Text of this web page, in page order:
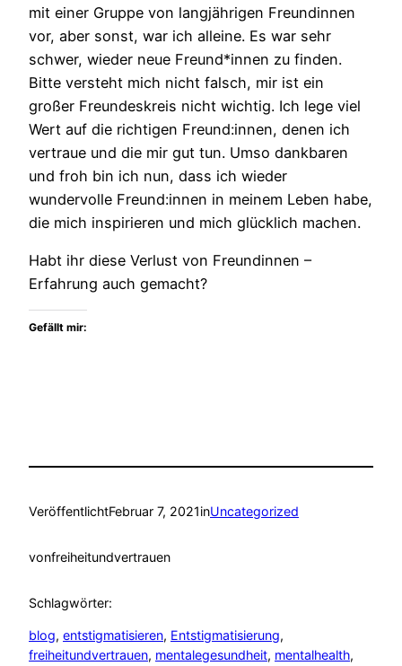
mit einer Gruppe von langjährigen Freundinnen
vor, aber sonst, war ich alleine. Es war sehr
schwer, wieder neue Freund*innen zu finden.
Bitte versteht mich nicht falsch, mir ist ein
großer Freundeskreis nicht wichtig. Ich lege viel
Wert auf die richtigen Freund:innen, denen ich
vertraue und die mir gut tun. Umso dankbaren
und froh bin ich nun, dass ich wieder
wundervolle Freund:innen in meinem Leben habe,
die mich inspirieren und mich glücklich machen.
Habt ihr diese Verlust von Freundinnen –
Erfahrung auch gemacht?
Gefällt mir:
VeröffentlichtFebruar 7, 2021inUncategorized
vonfreiheitundvertrauen
Schlagwörter:
blog, entstigmatisieren, Entstigmatisierung
freiheitundvertrauen, mentalegesundheit, mentalhealth